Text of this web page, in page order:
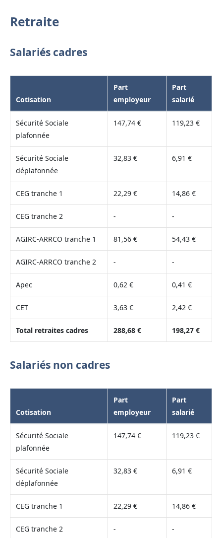
Retraite
Salariés cadres
Cotisation
Part
employeur
Part
salarié
Sécurité Sociale
plafonnée
147,74 € 119,23 €
Sécurité Sociale
déplafonnée
32,83 € 6,91 €
CEG tranche 1 22,29 € 14,86 €
CEG tranche 2 - -
AGIRC-ARRCO tranche 1 81,56 € 54,43 €
AGIRC-ARRCO tranche 2 - -
Apec 0,62 € 0,41 €
CET 3,63 € 2,42 €
Total retraites cadres 288,68 € 198,27 €
Salariés non cadres
Cotisation
Part
employeur
Part
salarié
Sécurité Sociale
plafonnée
147,74 € 119,23 €
Sécurité Sociale
déplafonnée
32,83 € 6,91 €
CEG tranche 1 22,29 € 14,86 €
CEG tranche 2 - -